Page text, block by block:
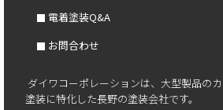
電着塗装Q&A
お問合わせ
ダイワコーポレーションは、大型製品の
塗装に特化した長野の塗装会社です。